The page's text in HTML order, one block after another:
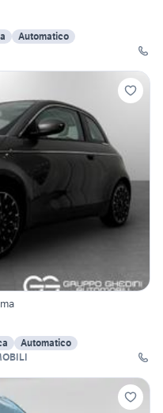
Automatico
Automatico